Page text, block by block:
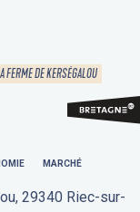
FERME DE KERSÉGALOU
MARCHÉ
29340 Riec-sur-